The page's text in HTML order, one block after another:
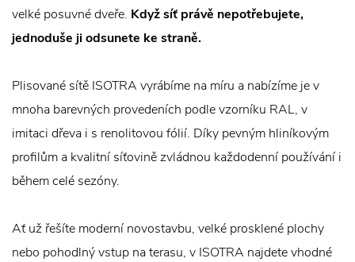
velké posuvné dveře. Když síť právě nepotřebujete,
jednoduše ji odsunete ke straně.
Plisované sítě ISOTRA vyrábíme na míru a nabízíme je v
mnoha barevných provedeních podle vzorníku RAL, v
imitaci dřeva i s renolitovou fólií. Díky pevným hliníkovým
profilům a kvalitní síťovině zvládnou každodenní používání i
během celé sezóny.
Ať už řešíte moderní novostavbu, velké prosklené plochy
nebo pohodlný vstup na terasu, v ISOTRA najdete vhodné